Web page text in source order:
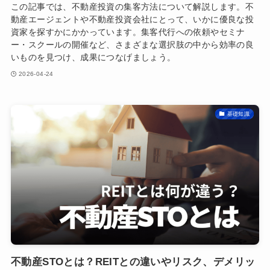
この記事では、不動産投資の集客方法について解説します。不
動産エージェントや不動産投資会社にとって、いかに優良な投
資家を探すかにかかっています。集客代行への依頼やセミナ
ー・スクールの開催など、さまざまな選択肢の中から効率の良
いものを見つけ、成果につなげましょう。
2026-04-24
基礎知識
不動産STOとは？REITとの違いやリスク、デメリッ